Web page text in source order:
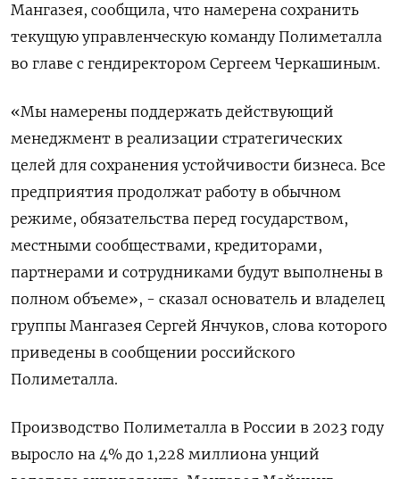
Мангазея, сообщила, что намерена сохранить
текущую управленческую команду Полиметалла
во главе с гендиректором Сергеем Черкашиным.
«Мы намерены поддержать действующий
менеджмент в реализации стратегических
целей для сохранения устойчивости бизнеса. Все
предприятия продолжат работу в обычном
режиме, обязательства перед государством,
местными сообществами, кредиторами,
партнерами и сотрудниками будут выполнены в
полном объеме», - сказал основатель и владелец
группы Мангазея Сергей Янчуков, слова которого
приведены в сообщении российского
Полиметалла.
Производство Полиметалла в России в 2023 году
выросло на 4% до 1,228 миллиона унций